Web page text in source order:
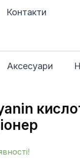
Контакти
Аксесуари